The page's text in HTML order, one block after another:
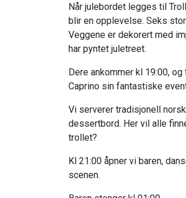
Når julebordet legges til
blir en opplevelse. Seks
Veggene er dekorert med
har pyntet juletreet.
Dere ankommer kl 19:00,
Caprino sin fantastiske
Vi serverer tradisjonell
dessertbord. Her vil alle
trollet?
Kl 21:00 åpner vi baren,
scenen.